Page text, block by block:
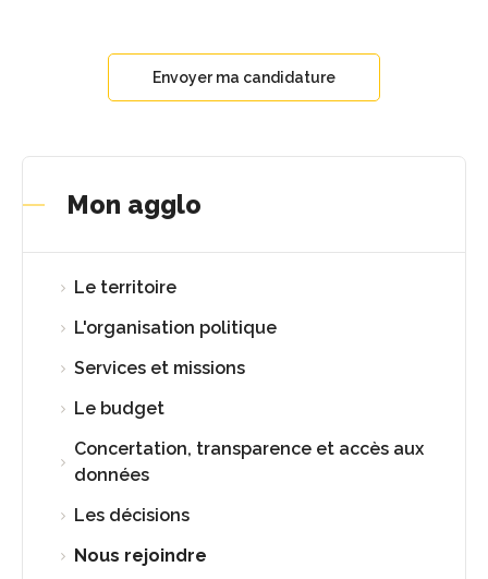
Mon agglo
Le territoire
L'organisation politique
Services et missions
Le budget
Concertation, transparence et accès aux
données
Les décisions
Nous rejoindre